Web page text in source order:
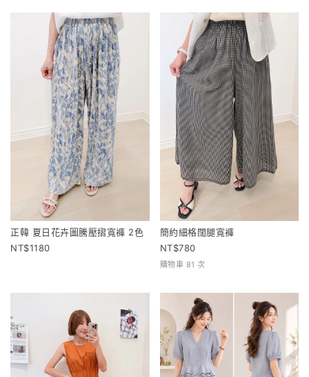
正韓 夏日花卉圖騰壓摺寬褲 2色
1180
簡約細格闊腿寬褲
780
購物車 81 次